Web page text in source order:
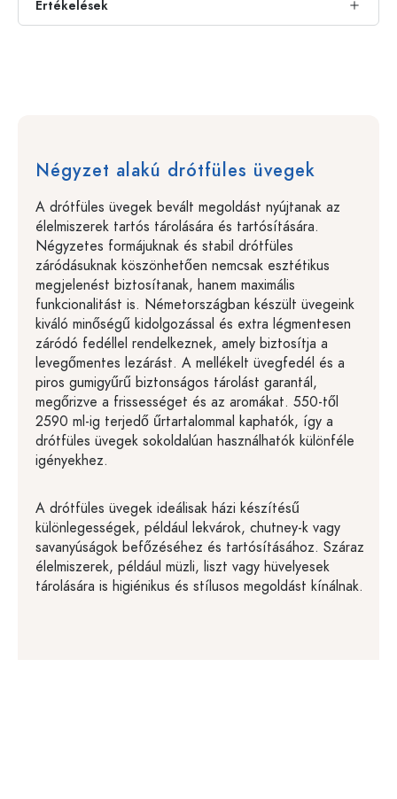
Értékelések
Négyzet alakú drótfüles üvegek
A drótfüles üvegek bevált megoldást nyújtanak az
élelmiszerek tartós tárolására és tartósítására.
Négyzetes formájuknak és stabil drótfüles
záródásuknak köszönhetően nemcsak esztétikus
megjelenést biztosítanak, hanem maximális
funkcionalitást is. Németországban készült üvegeink
kiváló minőségű kidolgozással és extra légmentesen
záródó fedéllel rendelkeznek, amely biztosítja a
levegőmentes lezárást. A mellékelt üvegfedél és a
piros gumigyűrű biztonságos tárolást garantál,
megőrizve a frissességet és az aromákat. 550-től
2590 ml-ig terjedő űrtartalommal kaphatók, így a
drótfüles üvegek sokoldalúan használhatók különféle
igényekhez.
A drótfüles üvegek ideálisak házi készítésű
különlegességek, például lekvárok, chutney-k vagy
savanyúságok befőzéséhez és tartósításához. Száraz
élelmiszerek, például müzli, liszt vagy hüvelyesek
tárolására is higiénikus és stílusos megoldást kínálnak.